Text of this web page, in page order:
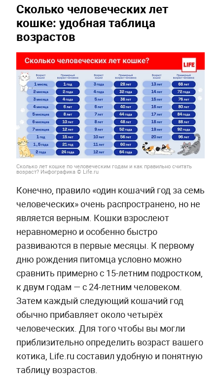
Сколько человеческих лет
кошке: удобная таблица
возрастов
Сколько лет кошке по человеческим годам и как правильно считать
возраст? Инфографика © Life.ru
Конечно, правило «один кошачий год за семь
человеческих» очень распространено, но не
является верным. Кошки взрослеют
неравномерно и особенно быстро
развиваются в первые месяцы. К первому
дню рождения питомца условно можно
сравнить примерно с 15-летним подростком,
к двум годам — с 24-летним человеком.
Затем каждый следующий кошачий год
обычно прибавляет около четырёх
человеческих. Для того чтобы вы могли
приблизительно определить возраст вашего
котика, Life.ru составил удобную и понятную
таблицу возрастов.